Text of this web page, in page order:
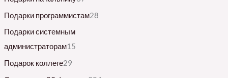
Подарки программистам28
Подарки системным
администраторам15
Подарок коллеге29